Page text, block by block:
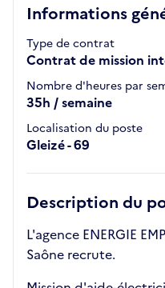
Informations
Type de contrat
Contrat de mission
Nombre d'heures par
35h / semaine
Localisation du poste
Gleizé - 69
Description du
L'agence ENERGIE
Saône recrute.